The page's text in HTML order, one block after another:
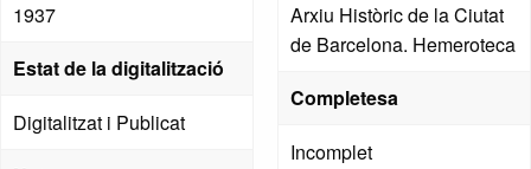
1937
Estat de la digitalització
Digitalitzat i Publicat
Arxiu Històric de la Ciutat
de Barcelona. Hemeroteca
Completesa
Incomplet